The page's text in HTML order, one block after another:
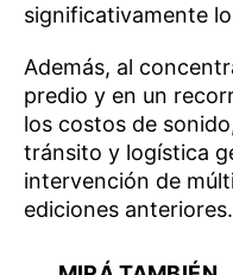
significativamente
Además, al
predio y en un
los costos de
tránsito y logística
intervención de
ediciones anteriores.